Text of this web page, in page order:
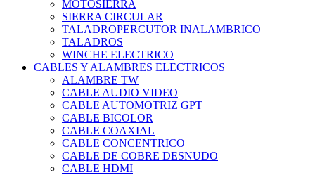
MOTOSIERRA
SIERRA CIRCULAR
TALADROPERCUTOR INALAMBRICO
TALADROS
WINCHE ELECTRICO
CABLES Y ALAMBRES ELECTRICOS
ALAMBRE TW
CABLE AUDIO VIDEO
CABLE AUTOMOTRIZ GPT
CABLE BICOLOR
CABLE COAXIAL
CABLE CONCENTRICO
CABLE DE COBRE DESNUDO
CABLE HDMI